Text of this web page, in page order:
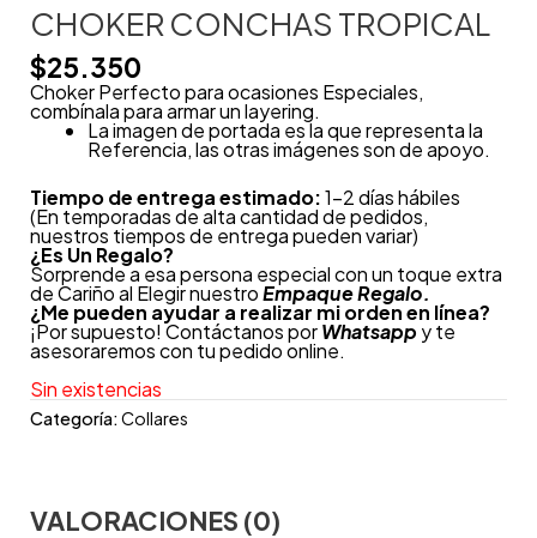
CHOKER CONCHAS TROPICAL
$25.350
Choker Perfecto para ocasiones Especiales,
combínala para armar un layering.
La imagen de portada es la que representa la
Referencia, las otras imágenes son de apoyo.
Tiempo de entrega estimado:1-2 días hábiles
(En temporadas de alta cantidad de pedidos,
nuestros tiempos de entrega pueden variar)
¿Es Un Regalo?
Sorprende a esa persona especial con un toque extra
de Cariño al Elegir nuestroEmpaque Regalo.
¿Me pueden ayudar a realizar mi orden en línea?
¡Por supuesto! Contáctanos porWhatsapp y te
asesoraremos con tu pedido online.
Sin existencias
Categoría:Collares
VALORACIONES (0)